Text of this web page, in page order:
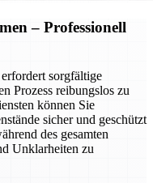
– Professionell
sorgfältige
Prozess reibungslos zu
können Sie
sicher und geschützt
des gesamten
Unklarheiten zu